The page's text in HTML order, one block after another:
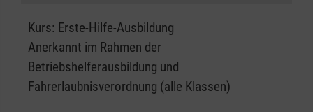
Kurs: Erste-Hilfe-Ausbildung
Anerkannt im Rahmen der
Betriebshelferausbildung und
Fahrerlaubnisverordnung (alle Klassen)